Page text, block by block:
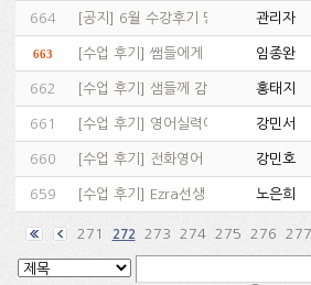
664 [공지 ] 6월 수강후기 당첨자 발표!!!…
관리자
663 [수업 후기 ] 쌤들에게 감사드려요.…
임종완
662 [수업 후기 ] 샘들께 감사**… (2)
홍태지
661 [수업 후기 ] 영어실력이 늘었어요 ↑…
강민서
660 [수업 후기 ] 전화영어 제대로 즐기는
강민호
659 [수업 후기 ] Ezra선생님과 수업하고
노은희
271 272 273 274 275 276 277